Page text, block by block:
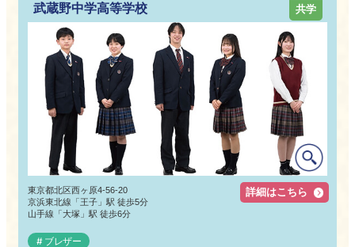
武蔵野中学高等学校
東京都北区西ヶ原4-56-20
京浜東北線「王子」駅 徒歩5分
山手線「大塚」駅 徒歩6分
ブレザー
共学
詳細はこちら